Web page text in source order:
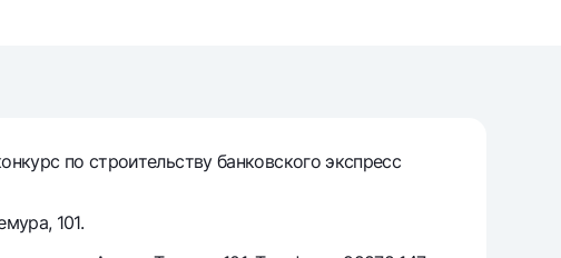
по строительству банковского экспресс
101.